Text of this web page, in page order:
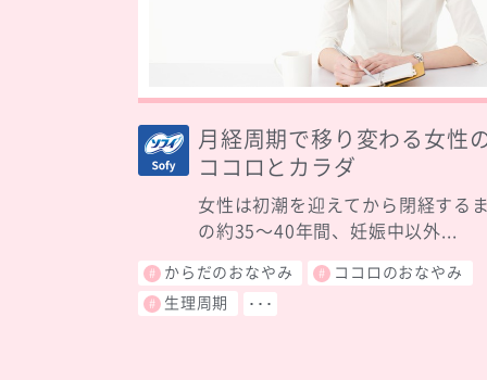
月経周期で移り変わる女性
ココロとカラダ
女性は初潮を迎えてから閉経する
の約35〜40年間、妊娠中以外...
からだのおなやみ ココロのおなやみ
生理周期 ･･･